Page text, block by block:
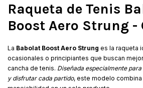
Raqueta de Tenis
Boost Aero Strung -
La Babolat Boost Aero Strung es la raqueta
ocasionales o principiantes que buscan
cancha de tenis. Diseñada especialmente
y disfrutar cada partido, este modelo